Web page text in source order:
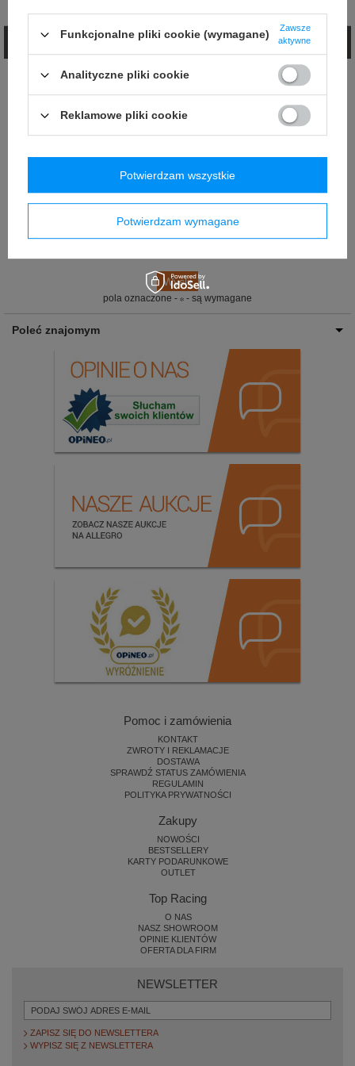
Zadaj pytanie
Jeżeli powyższy opis jest dla Ciebie niewystarczający, prześlij nam swoje
pytanie odnośnie tego produktu. Postaramy się odpowiedzieć tak szybko jak
pola oznaczone - - są wymagane
Poleć znajomym
Pomoc i zamówienia
KONTAKT
ZWROTY I REKLAMACJE
DOSTAWA
SPRAWDŹ STATUS ZAMÓWIENIA
REGULAMIN
POLITYKA PRYWATNOŚCI
Zakupy
NOWOŚCI
BESTSELLERY
KARTY PODARUNKOWE
OUTLET
Top Racing
O NAS
NASZ SHOWROOM
OPINIE KLIENTÓW
OFERTA DLA FIRM
NEWSLETTER
ZAPISZ SIĘ DO NEWSLETTERA
WYPISZ SIĘ Z NEWSLETTERA
Funkcjonalne pliki cookie (wymagane)
Zawsze
aktywne
Analityczne pliki cookie
Reklamowe pliki cookie
Potwierdzam wymagane
Potwierdzam wszystkie